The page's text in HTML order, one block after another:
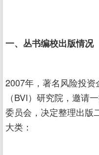
一、丛书编校出版情况
2007年，著名风险投
（BVI）研究院，邀请
委员会，决定整理出版
大类：